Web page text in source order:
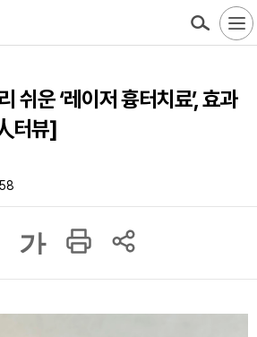
쉬운 ‘레이저 흉터치료’, 효과
터뷰]
가